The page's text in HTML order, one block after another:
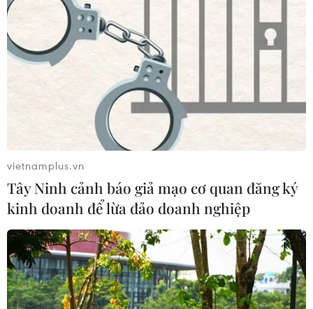
vietnamplus.vn
Tây Ninh cảnh báo giả mạo cơ quan đăng ký
kinh doanh để lừa đảo doanh nghiệp